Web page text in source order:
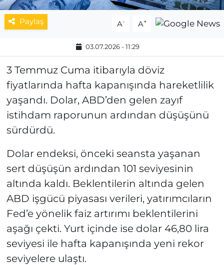
Paylaş A- A+
03.07.2026 - 11:29
3 Temmuz Cuma itibarıyla döviz
fiyatlarında hafta kapanışında hareketlilik
yaşandı. Dolar, ABD’den gelen zayıf
istihdam raporunun ardından düşüşünü
sürdürdü.
Dolar endeksi, önceki seansta yaşanan
sert düşüşün ardından 101 seviyesinin
altında kaldı. Beklentilerin altında gelen
ABD işgücü piyasası verileri, yatırımcıların
Fed’e yönelik faiz artırımı beklentilerini
aşağı çekti. Yurt içinde ise dolar 46,80 lira
seviyesi ile hafta kapanışında yeni rekor
seviyelere ulaştı.